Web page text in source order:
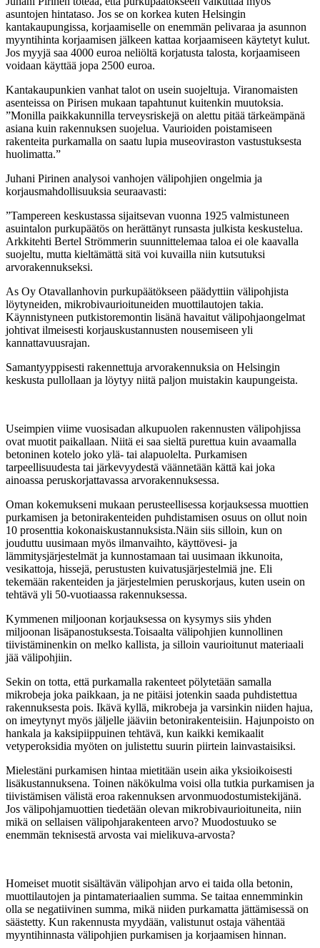
asuntojen hintataso. Jos se on korkea kuten Helsingin
kantakaupungissa, korjaamiselle on enemmän pelivaraa ja asunnon
myyntihinta korjaamisen jälkeen kattaa korjaamiseen käytetyt kulut.
Jos myyjä saa 4000 euroa neliöltä korjatusta talosta, korjaamiseen
voidaan käyttää jopa 2500 euroa.
Kantakaupunkien vanhat talot on usein suojeltuja. Viranomaisten
asenteissa on Pirisen mukaan tapahtunut kuitenkin muutoksia.
”Monilla paikkakunnilla terveysriskejä on alettu pitää tärkeämpänä
asiana kuin rakennuksen suojelua. Vaurioiden poistamiseen
rakenteita purkamalla on saatu lupia museoviraston vastustuksesta
huolimatta.”
Juhani Pirinen analysoi vanhojen välipohjien ongelmia ja
korjausmahdollisuuksia seuraavasti:
”Tampereen keskustassa sijaitsevan vuonna 1925 valmistuneen
asuintalon purkupäätös on herättänyt runsasta julkista keskustelua.
Arkkitehti Bertel Strömmerin suunnittelemaa taloa ei ole kaavalla
suojeltu, mutta kieltämättä sitä voi kuvailla niin kutsutuksi
arvorakennukseksi.
As Oy Otavallanhovin purkupäätökseen päädyttiin välipohjista
löytyneiden, mikrobivaurioituneiden muottilautojen takia.
Käynnistyneen putkistoremontin lisänä havaitut välipohjaongelmat
johtivat ilmeisesti korjauskustannusten nousemiseen yli
kannattavuusrajan.
Samantyyppisesti rakennettuja arvorakennuksia on Helsingin
keskusta pullollaan ja löytyy niitä paljon muistakin kaupungeista.
Useimpien viime vuosisadan alkupuolen rakennusten välipohjissa
ovat muotit paikallaan. Niitä ei saa sieltä purettua kuin avaamalla
betoninen kotelo joko ylä- tai alapuolelta. Purkamisen
tarpeellisuudesta tai järkevyydestä väännetään kättä kai joka
ainoassa peruskorjattavassa arvorakennuksessa.
Oman kokemukseni mukaan perusteellisessa korjauksessa muottien
purkamisen ja betonirakenteiden puhdistamisen osuus on ollut noin
10 prosenttia kokonaiskustannuksista.Näin siis silloin, kun on
jouduttu uusimaan myös ilmanvaihto, käyttövesi- ja
lämmitysjärjestelmät ja kunnostamaan tai uusimaan ikkunoita,
vesikattoja, hissejä, perustusten kuivatusjärjestelmiä jne. Eli
tekemään rakenteiden ja järjestelmien peruskorjaus, kuten usein on
tehtävä yli 50-vuotiaassa rakennuksessa.
Kymmenen miljoonan korjauksessa on kysymys siis yhden
miljoonan lisäpanostuksesta.Toisaalta välipohjien kunnollinen
tiivistäminenkin on melko kallista, ja silloin vaurioitunut materiaali
jää välipohjiin.
Sekin on totta, että purkamalla rakenteet pölytetään samalla
mikrobeja joka paikkaan, ja ne pitäisi jotenkin saada puhdistettua
rakennuksesta pois. Ikävä kyllä, mikrobeja ja varsinkin niiden hajua,
on imeytynyt myös jäljelle jääviin betonirakenteisiin. Hajunpoisto on
hankala ja kaksipiippuinen tehtävä, kun kaikki kemikaalit
vetyperoksidia myöten on julistettu suurin piirtein lainvastaisiksi.
Mielestäni purkamisen hintaa mietitään usein aika yksioikoisesti
lisäkustannuksena. Toinen näkökulma voisi olla tutkia purkamisen ja
tiivistämisen välistä eroa rakennuksen arvonmuodostumistekijänä.
Jos välipohjamuottien tiedetään olevan mikrobivaurioituneita, niin
mikä on sellaisen välipohjarakenteen arvo? Muodostuuko se
enemmän teknisestä arvosta vai mielikuva-arvosta?
Homeiset muotit sisältävän välipohjan arvo ei taida olla betonin,
muottilautojen ja pintamateriaalien summa. Se taitaa ennemminkin
olla se negatiivinen summa, mikä niiden purkamatta jättämisessä on
säästetty. Kun rakennusta myydään, valistunut ostaja vähentää
myyntihinnasta välipohjien purkamisen ja korjaamisen hinnan.